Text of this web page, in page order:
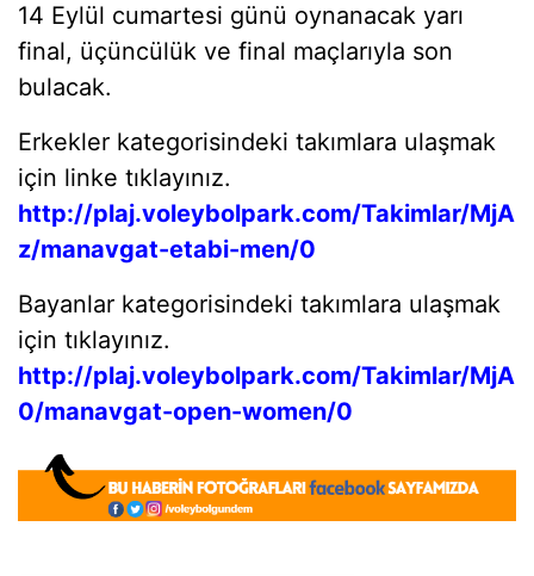
14 Eylül cumartesi günü oynanacak yarı
final, üçüncülük ve final maçlarıyla son
bulacak.
Erkekler kategorisindeki takımlara ulaşmak
için linke tıklayınız.
http://plaj.voleybolpark.com/Takimlar/MjA
z/manavgat-etabi-men/0
Bayanlar kategorisindeki takımlara ulaşmak
için tıklayınız.
http://plaj.voleybolpark.com/Takimlar/MjA
0/manavgat-open-women/0